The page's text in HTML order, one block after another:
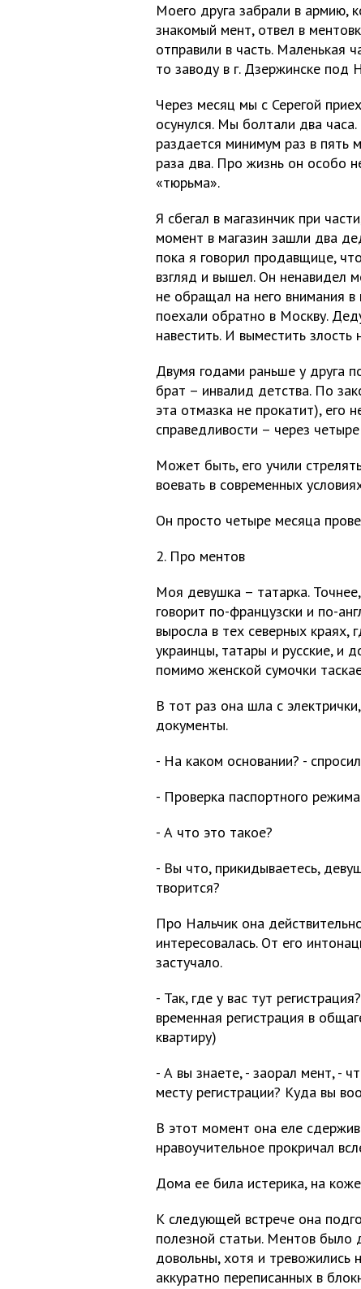
Моего друга забрали в армию,
знакомый мент, отвел в
отправили в часть. Маленькая
то заводу в г. Дзержинске под
Через месяц мы с Серегой
осунулся. Мы болтали два
раздается минимум раз в пять
раза два. Про жизнь он особо
«тюрьма».
Я сбегал в магазинчик при
момент в магазин зашли два
пока я говорил продавщице,
взгляд и вышел. Он ненавидел
не обращал на него внимания
поехали обратно в Москву.
навестить. И выместить злость
Двумя годами раньше у друга
брат – инвалид детства. По
эта отмазка не прокатит),
справедливости – через
Может быть, его учили
воевать в современных
Он просто четыре месяца
2. Про ментов
Моя девушка – татарка.
говорит по-французски и по-
выросла в тех северных
украинцы, татары и русские, и
помимо женской сумочки
В тот раз она шла с
документы.
- На каком основании? -
- Проверка паспортного режима
- А что это такое?
- Вы что, прикидываетесь,
творится?
Про Нальчик она
интересовалась. От его
застучало.
- Так, где у вас тут
временная регистрация в
квартиру)
- А вы знаете, - заорал мент, -
месту регистрации? Куда вы
В этот момент она еле
нравоучительное прокричал
Дома ее била истерика, на
К следующей встрече она
полезной статьи. Ментов было
довольны, хотя и тревожились
аккуратно переписанных в